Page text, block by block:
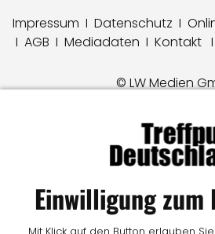
Impressum I Datenschutz I
I AGB I Mediadaten I Kontakt I
© LW Medien
Einwilligung zum